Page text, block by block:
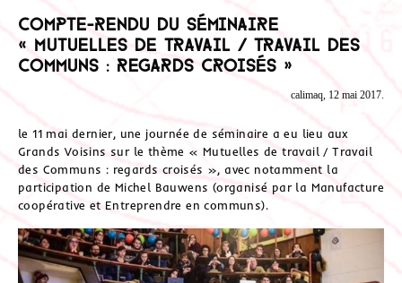
Compte-Rendu du séminaire
« Mutuelles de travail / travail des
communs : regards croisés »
calimaq, 12 mai 2017.
le 11 mai dernier, une journée de séminaire a eu lieu aux
Grands Voisins sur le thème « Mutuelles de travail / Travail
des Communs : regards croisés », avec notamment la
participation de Michel Bauwens (organisé par la Manufacture
coopérative et Entreprendre en communs).